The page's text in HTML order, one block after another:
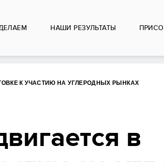
НАШИ РЕЗУЛЬТАТЫ
К УЧАСТИЮ НА УГЛЕРОДНЫХ РЫНКАХ
в